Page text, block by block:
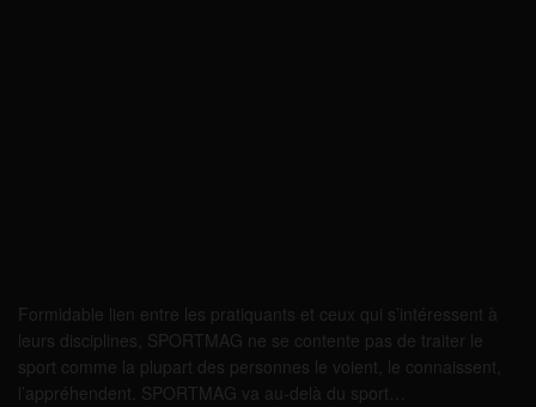
Formidable lien entre les pratiquants et ceux qui s’intéressent à
leurs disciplines, SPORTMAG ne se contente pas de traiter le
sport comme la plupart des personnes le voient, le connaissent,
l’appréhendent. SPORTMAG va au-delà du sport…